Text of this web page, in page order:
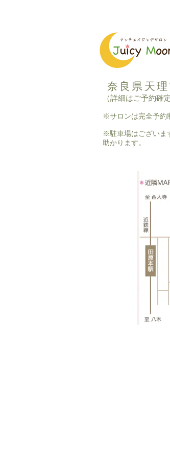
奈良県天
（詳細はご予約確
※サロンは完全予約
※駐車場はございま
助かります。